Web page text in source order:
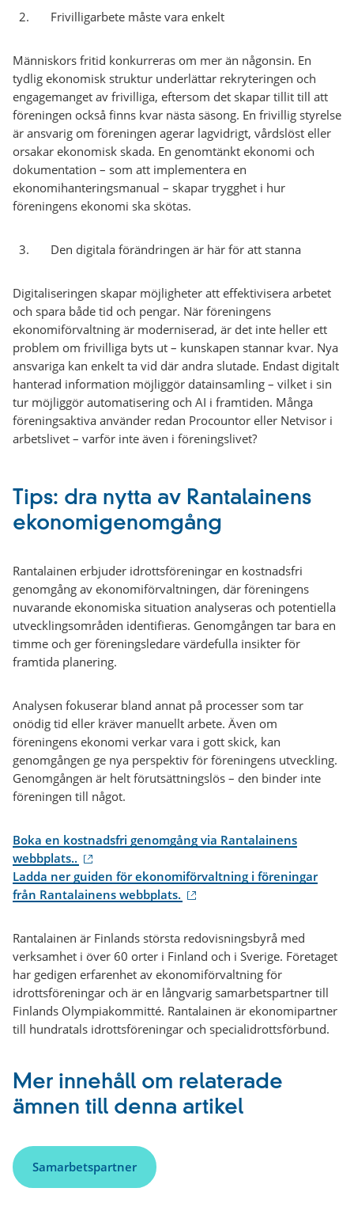
Frivilligarbete måste vara enkelt
Människors fritid konkurreras om mer än någonsin. En
tydlig ekonomisk struktur underlättar rekryteringen och
engagemanget av frivilliga, eftersom det skapar tillit till att
föreningen också finns kvar nästa säsong. En frivillig styrelse
är ansvarig om föreningen agerar lagvidrigt, vårdslöst eller
orsakar ekonomisk skada. En genomtänkt ekonomi och
dokumentation – som att implementera en
ekonomihanteringsmanual – skapar trygghet i hur
föreningens ekonomi ska skötas.
Den digitala förändringen är här för att stanna
Digitaliseringen skapar möjligheter att effektivisera arbetet
och spara både tid och pengar. När föreningens
ekonomiförvaltning är moderniserad, är det inte heller ett
problem om frivilliga byts ut – kunskapen stannar kvar. Nya
ansvariga kan enkelt ta vid där andra slutade. Endast digitalt
hanterad information möjliggör datainsamling – vilket i sin
tur möjliggör automatisering och AI i framtiden. Många
föreningsaktiva använder redan Procountor eller Netvisor i
arbetslivet – varför inte även i föreningslivet?
Tips: dra nytta av Rantalainens
ekonomigenomgång
Rantalainen erbjuder idrottsföreningar en kostnadsfri
genomgång av ekonomiförvaltningen, där föreningens
nuvarande ekonomiska situation analyseras och potentiella
utvecklingsområden identifieras. Genomgången tar bara en
timme och ger föreningsledare värdefulla insikter för
framtida planering.
Analysen fokuserar bland annat på processer som tar
onödig tid eller kräver manuellt arbete. Även om
föreningens ekonomi verkar vara i gott skick, kan
genomgången ge nya perspektiv för föreningens utveckling.
Genomgången är helt förutsättningslös – den binder inte
föreningen till något.
Boka en kostnadsfri genomgång via Rantalainens
webbplats.. (extern
länk)
Ladda ner guiden för ekonomiförvaltning i föreningar
från Rantalainens webbplats. (extern
Rantalainen är Finlands största redovisningsbyrå med
verksamhet i över 60 orter i Finland och i Sverige. Företaget
har gedigen erfarenhet av ekonomiförvaltning för
idrottsföreningar och är en långvarig samarbetspartner till
Finlands Olympiakommitté. Rantalainen är ekonomipartner
till hundratals idrottsföreningar och specialidrottsförbund.
Mer innehåll om relaterade
ämnen till denna artikel
Samarbetspartner